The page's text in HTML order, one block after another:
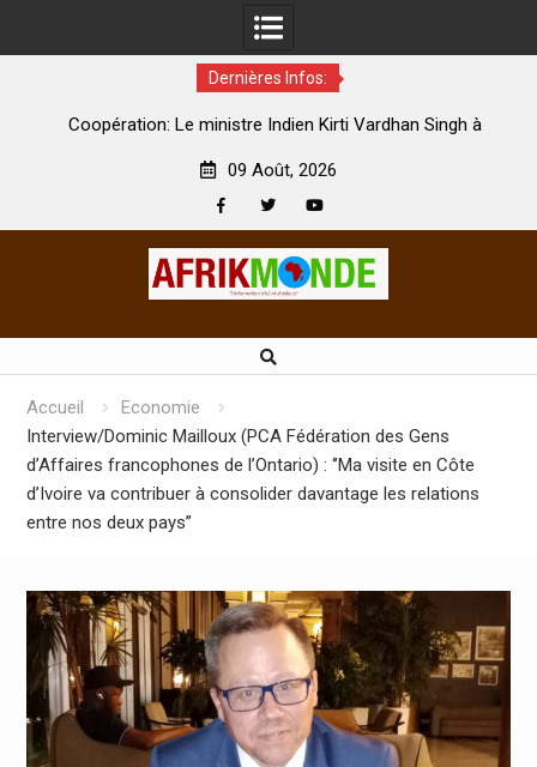
Dernières Infos:
Coopération: Le ministre Indien Kirti Vardhan Singh à
09 Août, 2026
Accueil
Economie
Interview/Dominic Mailloux (PCA Fédération des Gens
d’Affaires francophones de l’Ontario) : ‘’Ma visite en Côte
d’Ivoire va contribuer à consolider davantage les relations
entre nos deux pays’’